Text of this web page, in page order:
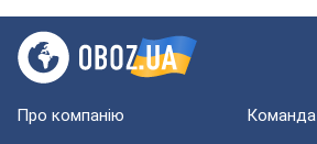
Про компанію Команда